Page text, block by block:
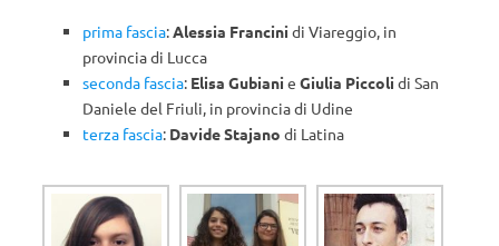
prima fascia:Alessia Francini di Viareggio, in
provincia di Lucca
seconda fascia: Elisa Gubiani e Giulia Piccoli di San
Daniele del Friuli, in provincia di Udine
terza fascia: Davide Stajano di Latina